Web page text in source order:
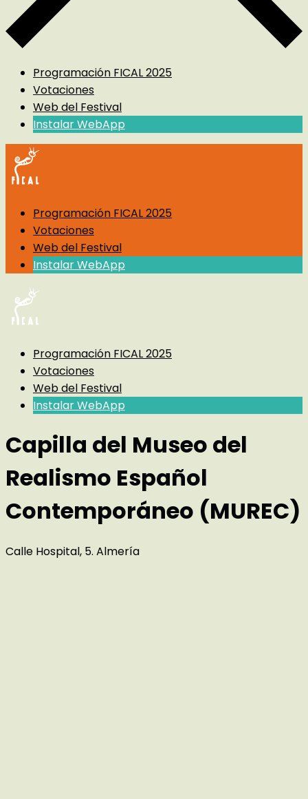
Programación FICAL 2025
Votaciones
Web del Festival
Instalar WebApp
Programación FICAL 2025
Votaciones
Web del Festival
Instalar WebApp
Programación FICAL 2025
Votaciones
Web del Festival
Instalar WebApp
Capilla del Museo del
Realismo Español
Contemporáneo (MUREC)
Calle Hospital, 5. Almería